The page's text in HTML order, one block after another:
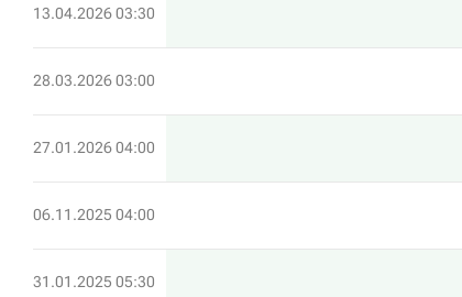
13.04.2026 03:30
28.03.2026 03:00
27.01.2026 04:00
06.11.2025 04:00
31.01.2025 05:30